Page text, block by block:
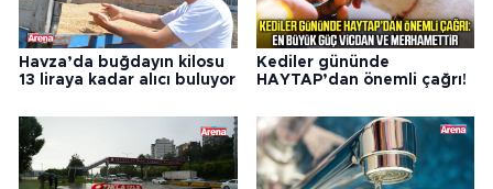
Havza’da buğdayın kilosu
13 liraya kadar alıcı buluyor
Kediler gününde
HAYTAP’dan önemli çağrı!